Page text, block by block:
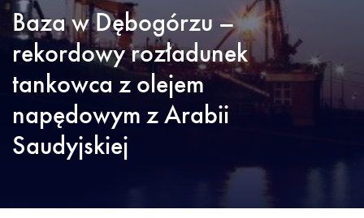
Baza w Dębogórzu –
rekordowy rozładunek
tankowca z olejem
napędowym z Arabii
Saudyjskiej